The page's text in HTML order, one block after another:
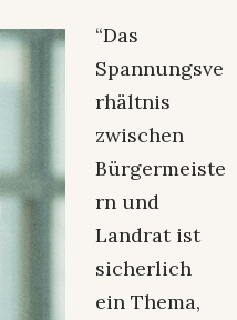
“Das
Spannungsve
rhältnis
zwischen
Bürgermeiste
rn und
Landrat ist
sicherlich
ein Thema,